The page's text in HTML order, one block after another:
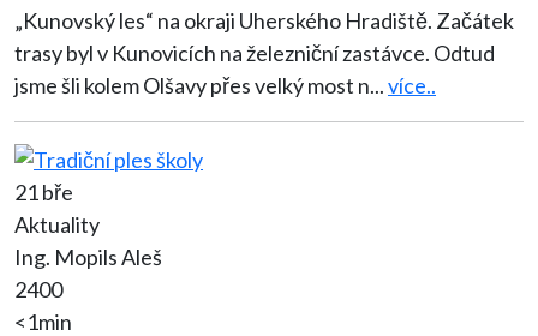
„Kunovský les“ na okraji Uherského Hradiště. Začátek
trasy byl v Kunovicích na železniční zastávce. Odtud
jsme šli kolem Olšavy přes velký most n...více..
21 bře
Aktuality
Ing. Mopils Aleš
2400
<1min